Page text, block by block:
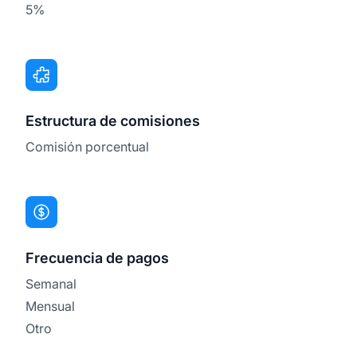
5%
Estructura de comisiones
Comisión porcentual
Frecuencia de pagos
Semanal
Mensual
Otro